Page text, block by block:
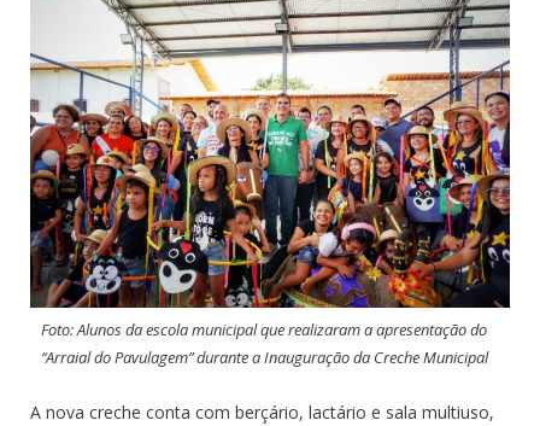
Foto: Alunos da escola municipal que realizaram a apresentação do
“Arraial do Pavulagem” durante a Inauguração da Creche Municipal
A nova creche conta com berçário, lactário e sala multiuso,